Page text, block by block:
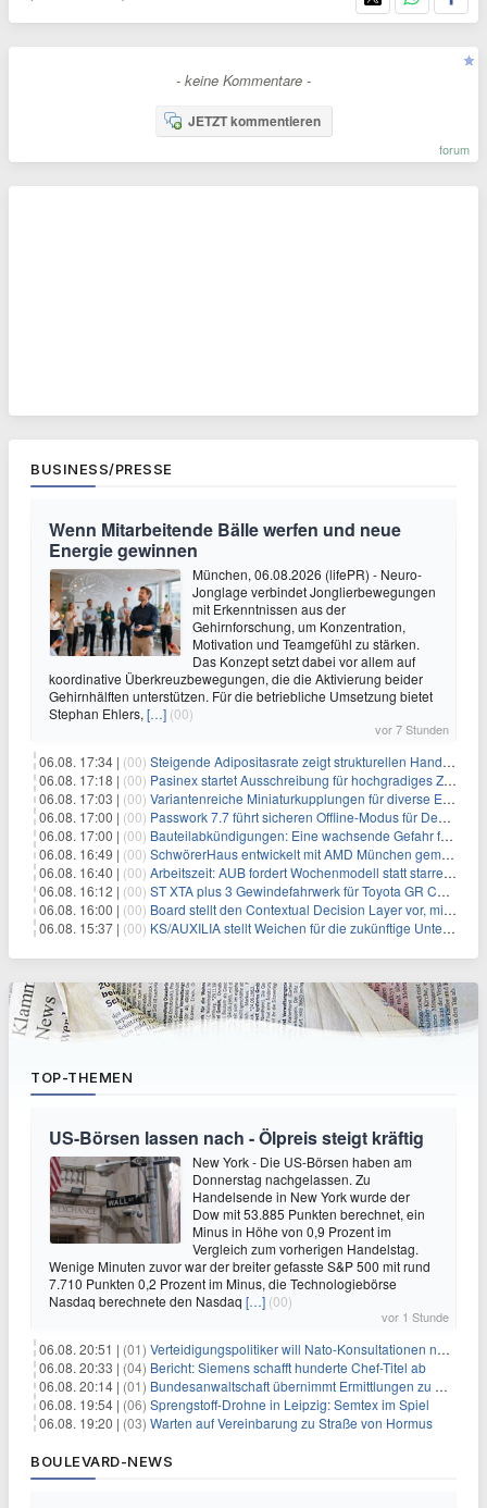
- keine Kommentare -
JETZT kommentieren
forum
BUSINESS/PRESSE
Wenn Mitarbeitende Bälle werfen und neue
Energie gewinnen
München, 06.08.2026 (lifePR) - Neuro-
Jonglage verbindet Jonglierbewegungen
mit Erkenntnissen aus der
Gehirnforschung, um Konzentration,
Motivation und Teamgefühl zu stärken.
Das Konzept setzt dabei vor allem auf
koordinative Überkreuzbewegungen, die die Aktivierung beider
Gehirnhälften unterstützen. Für die betriebliche Umsetzung bietet
Stephan Ehlers, […] (00)
vor 7 Stunden
06.08. 17:34 | (00) Steigende Adipositasrate zeigt strukturellen Handlungsbedarf bei der Ernährung schulpflichtiger Kinder
06.08. 17:18 | (00) Pasinex startet Ausschreibung für hochgradiges Zinksulfidkonzentrat mit Germanium- und Silbergehalten und stellt ein Betriebsupdate bereit
06.08. 17:03 | (00) Variantenreiche Miniaturkupplungen für diverse Einsatzbereiche
06.08. 17:00 | (00) Passwork 7.7 führt sicheren Offline-Modus für Desktop- und Mobile-Apps ein
06.08. 17:00 | (00) Bauteilabkündigungen: Eine wachsende Gefahr für industrielle Elektroniksysteme
06.08. 16:49 | (00) SchwörerHaus entwickelt mit AMD München gemeinsam Tiny-Living-Konzepte und erhalten dafür den New Living Award
06.08. 16:40 | (00) Arbeitszeit: AUB fordert Wochenmodell statt starrer Tagesgrenze
06.08. 16:12 | (00) ST XTA plus 3 Gewindefahrwerk für Toyota GR Corolla entwickelt: Erstklassige Straßenlage in jeder Situation
06.08. 16:00 | (00) Board stellt den Contextual Decision Layer vor, mit dem Unternehmensdaten und KI-Investitionen in intelligentere Geschäftsentscheidungen umgesetzt wer
06.08. 15:37 | (00) KS/AUXILIA stellt Weichen für die zukünftige Unternehmensführung
TOP-THEMEN
US-Börsen lassen nach - Ölpreis steigt kräftig
New York - Die US-Börsen haben am
Donnerstag nachgelassen. Zu
Handelsende in New York wurde der
Dow mit 53.885 Punkten berechnet, ein
Minus in Höhe von 0,9 Prozent im
Vergleich zum vorherigen Handelstag.
Wenige Minuten zuvor war der breiter gefasste S&P 500 mit rund
7.710 Punkten 0,2 Prozent im Minus, die Technologiebörse
Nasdaq berechnete den Nasdaq […] (00)
vor 1 Stunde
06.08. 20:51 | (01) Verteidigungspolitiker will Nato-Konsultationen nach Drohnenfund
06.08. 20:33 | (04) Bericht: Siemens schafft hunderte Chef-Titel ab
06.08. 20:14 | (01) Bundesanwaltschaft übernimmt Ermittlungen zu Drohnenvorfall
06.08. 19:54 | (06) Sprengstoff-Drohne in Leipzig: Semtex im Spiel
06.08. 19:20 | (03) Warten auf Vereinbarung zu Straße von Hormus
BOULEVARD-NEWS